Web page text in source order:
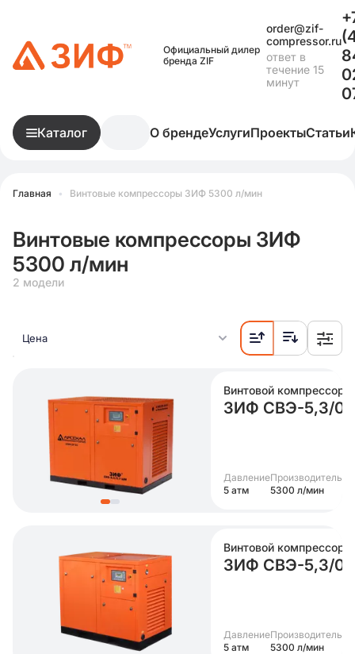
Официальный дилер
бренда ZIF
order@zif-
compressor.ru
ответ в
течение 15
минут
Каталог О брендеУслугиПроектыСтатьи
Главная • Винтовые компрессоры ЗИФ 5300 л/мин
Винтовые компрессоры ЗИФ
5300 л/мин
2 модели
Цена
Винтовой компрессор
ЗИФ СВЭ-5,3/
Давление
5 атм
5300 л/мин
Винтовой компрессор
ЗИФ СВЭ-5,3/
Давление
5 атм
5300 л/мин